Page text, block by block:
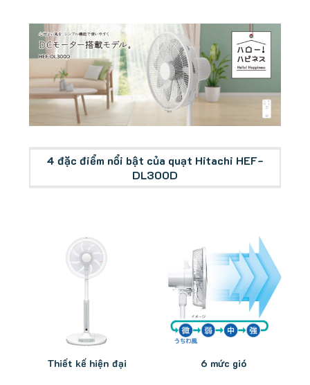
4 đặc điểm nổi bật của quạt Hitachi HEF-
DL300D
Thiết kế hiện đại 6 mức gió